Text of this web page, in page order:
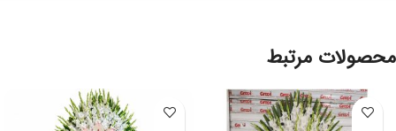
محصولات مرتبط